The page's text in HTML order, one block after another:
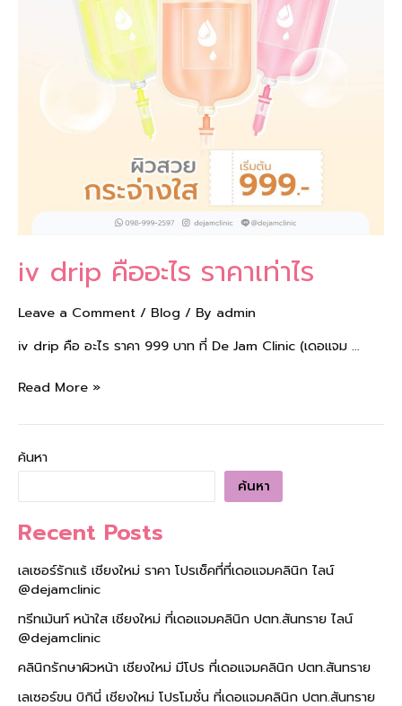
ค้นหา
ค้นหา
Recent Posts
เลเซอร์รักแร้ เชียงใหม่ ราคา โปรเช็คที่ที่เดอแจมคลินิก ไลน์
@dejamclinic
ทรีทเม้นท์ หน้าใส เชียงใหม่ ที่เดอแจมคลินิก ปตท.สันทราย ไลน์
@dejamclinic
คลินิกรักษาผิวหน้า เชียงใหม่ มีโปร ที่เดอแจมคลินิก ปตท.สันทราย
เลเซอร์ขน บิกินี่ เชียงใหม่ โปรโมชั่น ที่เดอแจมคลินิก ปตท.สันทราย
iv drip คืออะไร ราคาเท่าไร
Leave a Comment / Blog / By admin
iv drip คือ อะไร ราคา 999 บาท ที่ De Jam Clinic (เดอแจม …
Read More »